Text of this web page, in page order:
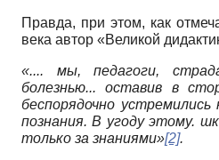
Правда, при этом, как
века автор «Великой
«.... мы, педагоги,
болезнью... оставив в
беспорядочно
познания. В угоду этому.
только за знаниями»[2].